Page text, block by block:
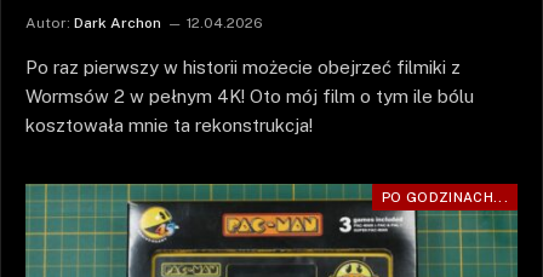
Autor: Dark Archon 12.04.2026
Po raz pierwszy w historii możecie obejrzeć filmiki z
Wormsów 2 w pełnym 4K! Oto mój film o tym ile bólu
kosztowała mnie ta rekonstrukcja!
PO GODZINACH...